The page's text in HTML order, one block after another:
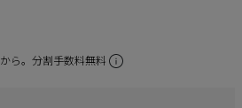
から。分割手数料無料